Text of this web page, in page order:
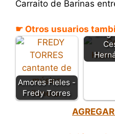
Carraito de Barinas
☛ Otros usuarios
Amores Fieles -
Fredy Torres
-